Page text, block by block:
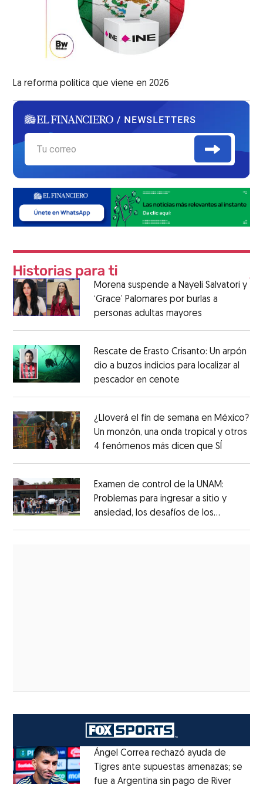
La reforma política que viene en 2026
Morena suspende a Nayeli Salvatori y
‘Grace’ Palomares por burlas a
personas adultas mayores
Rescate de Erasto Crisanto: Un arpón
dio a buzos indicios para localizar al
pescador en cenote
¿Lloverá el fin de semana en México?
Un monzón, una onda tropical y otros
4 fenómenos más dicen que SÍ
Examen de control de la UNAM:
Problemas para ingresar a sitio y
ansiedad, los desafíos de los
aspirantes
Ángel Correa rechazó ayuda de
Tigres ante supuestas amenazas; se
fue a Argentina sin pago de RiverOpens